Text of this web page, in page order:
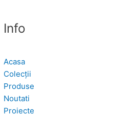
Info
Acasa
Colecții
Produse
Noutati
Proiecte